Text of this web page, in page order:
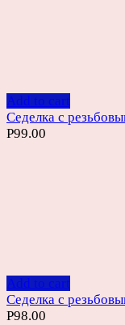
Add to cart
Седелка с
Р99.00
Add to cart
Седелка с
Р98.00